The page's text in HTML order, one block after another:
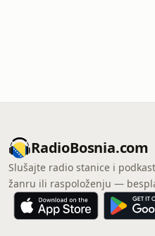
RadioBosnia.com
Slušajte radio stanice i
žanru ili raspoloženju —